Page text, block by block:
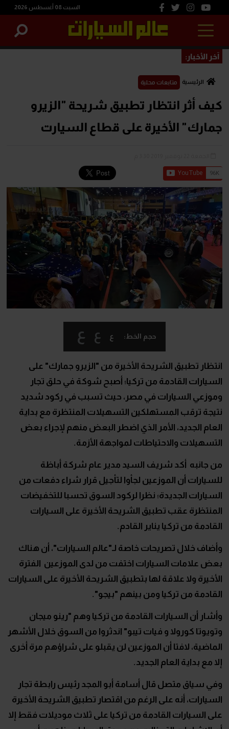
السبت 08 أغسطس 2026
آخر الأخبار:
الرئيسية متابعات محلية
كيف أثر انتظار تطبيق شريحة "الزيرو
جمارك" الأخيرة على قطاع السيارت
حجم الخط: ع ع ع
انتظار تطبيق الشريحة الأخيرة من "الزيرو جمارك" على
السيارات القادمة من تركيا؛ أصبح شوكة في حلق تجار
وموزعي السيارات في مصر، حيث تسبب في ركود شديد
نتيجة ترقب المستهلكين التسهيلات المنتظرة مع بداية
العام الجديد، الأمر الذي اضطر البعض منهم لإجراء بعض
التسهيلات والاحتياطات لمواجهة الأزمة.
من جانبه أكد شريف السيد مدير عام شركة أباظة
للسيارات أن الموزعين لجأوا لتأجيل قرار شراء دفعات من
السيارات الجديدة؛ نظرا لركود السوق تحسبا للتخفيضات
المنتظرة عقب تطبيق الشريحة الأخيرة على السيارات
القادمة من تركيا يناير القادم.
وأضاف خلال تصريحات خاصة لـ"عالم السيارات"، أن هناك
بعض علامات السيارات اختفت من لدى الموزعين الفترة
الأخيرة ولا علاقة لها بتطبيق الشريحة الأخيرة على السيارات
القادمة من تركيا ومن بينهم "بيجو".
وأشار أن السيارات القادمة من تركيا وهم "رينو ميجان
وتويوتا كورولا و فيات تيبو" اندثروا من السوق خلال الأشهر
الماضية، لافتا أن الموزعين لن يقبلو على شراؤهم مرة أخرى
إلا مع بداية العام الجديد.
وفي سياق متصل قال أسامة أبو المجد رئيس رابطة تجار
السيارات، أنه على الرغم من اقتصار تطبيق الشريحة الأخيرة
على السيارات القادمة من تركيا على ثلاث موديلات فقط إلا